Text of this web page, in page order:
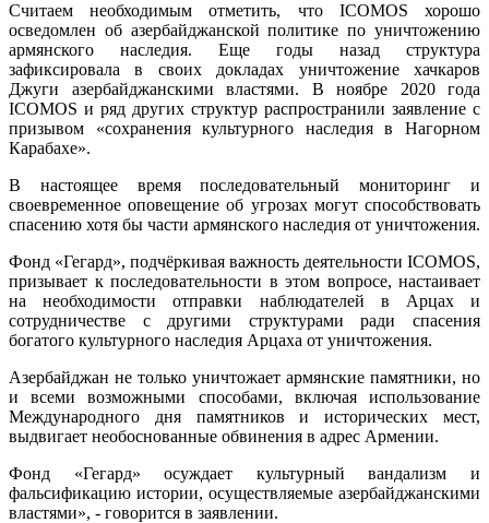
Считаем необходимым отметить, что ICOMOS хорошо
осведомлен об азербайджанской политике по уничтожению
армянского наследия. Еще годы назад структура
зафиксировала в своих докладах уничтожение хачкаров
Джуги азербайджанскими властями. В ноябре 2020 года
ICOMOS и ряд других структур распространили заявление с
призывом «сохранения культурного наследия в Нагорном
Карабахе».
В настоящее время последовательный мониторинг и
своевременное оповещение об угрозах могут способствовать
спасению хотя бы части армянского наследия от уничтожения.
Фонд «Гегард», подчёркивая важность деятельности ICOMOS,
призывает к последовательности в этом вопросе, настаивает
на необходимости отправки наблюдателей в Арцах и
сотрудничестве с другими структурами ради спасения
богатого культурного наследия Арцаха от уничтожения.
Азербайджан не только уничтожает армянские памятники, но
и всеми возможными способами, включая использование
Международного дня памятников и исторических мест,
выдвигает необоснованные обвинения в адрес Армении.
Фонд «Гегард» осуждает культурный вандализм и
фальсификацию истории, осуществляемые азербайджанскими
властями», - говорится в заявлении.